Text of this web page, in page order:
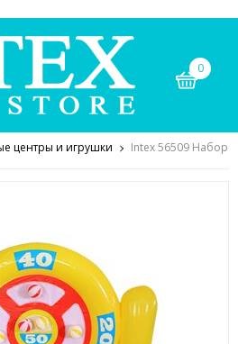
0
центры и игрушки Intex 56509 Набор